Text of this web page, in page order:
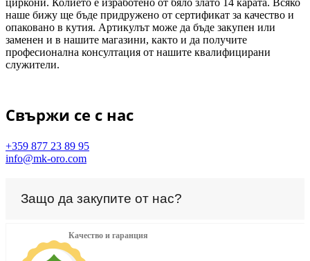
наше бижу ще бъде придружено от сертификат за качество и
опаковано в кутия. Артикулът може да бъде закупен или
заменен и в нашите магазини, както и да получите
професионална консултация от нашите квалифицирани
служители.
Свържи се с нас
+359 877 23 89 95
info@mk-oro.com
Защо да закупите от нас?
Качество и гаранция